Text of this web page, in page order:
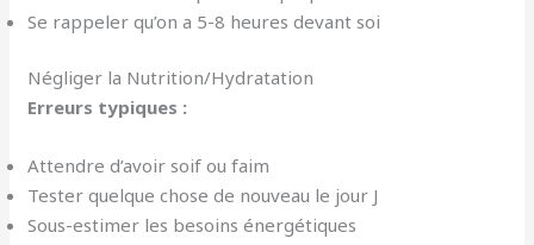
Se rappeler qu’on a 5-8 heures devant soi
Négliger la Nutrition/Hydratation
Erreurs typiques :
Attendre d’avoir soif ou faim
Tester quelque chose de nouveau le jour J
Sous-estimer les besoins énergétiques